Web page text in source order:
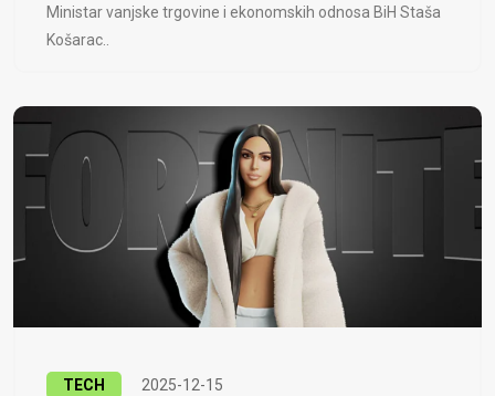
Ministar vanjske trgovine i ekonomskih odnosa BiH Staša
Košarac..
TECH 2025-12-15